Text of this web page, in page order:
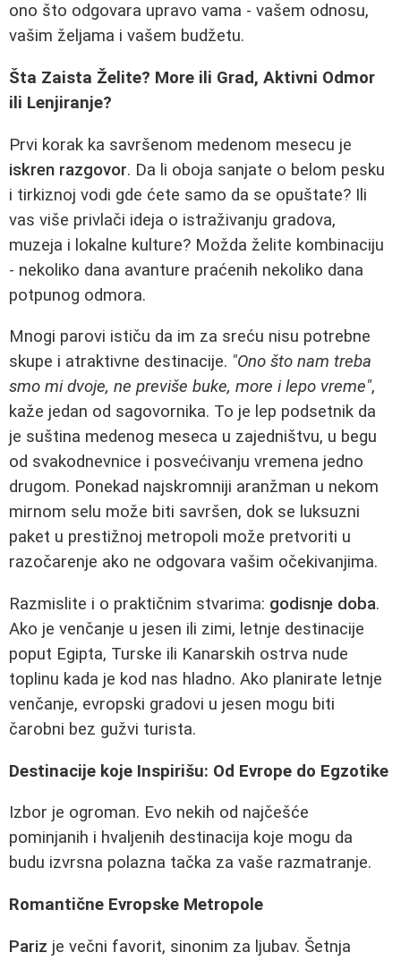
ono što odgovara upravo vama - vašem odnosu,
vašim željama i vašem budžetu.
Šta Zaista Želite? More ili Grad, Aktivni Odmor
ili Lenjiranje?
Prvi korak ka savršenom medenom mesecu je
iskren razgovor. Da li oboja sanjate o belom pesku
i tirkiznoj vodi gde ćete samo da se opuštate? Ili
vas više privlači ideja o istraživanju gradova,
muzeja i lokalne kulture? Možda želite kombinaciju
- nekoliko dana avanture praćenih nekoliko dana
potpunog odmora.
Mnogi parovi ističu da im za sreću nisu potrebne
skupe i atraktivne destinacije. "Ono što nam treba
smo mi dvoje, ne previše buke, more i lepo vreme",
kaže jedan od sagovornika. To je lep podsetnik da
je suština medenog meseca u zajedništvu, u begu
od svakodnevnice i posvećivanju vremena jedno
drugom. Ponekad najskromniji aranžman u nekom
mirnom selu može biti savršen, dok se luksuzni
paket u prestižnoj metropoli može pretvoriti u
razočarenje ako ne odgovara vašim očekivanjima.
Razmislite i o praktičnim stvarima: godisnje doba.
Ako je venčanje u jesen ili zimi, letnje destinacije
poput Egipta, Turske ili Kanarskih ostrva nude
toplinu kada je kod nas hladno. Ako planirate letnje
venčanje, evropski gradovi u jesen mogu biti
čarobni bez gužvi turista.
Destinacije koje Inspirišu: Od Evrope do Egzotike
Izbor je ogroman. Evo nekih od najčešće
pominjanih i hvaljenih destinacija koje mogu da
budu izvrsna polazna tačka za vaše razmatranje.
Romantične Evropske Metropole
Pariz je večni favorit, sinonim za ljubav. Šetnja